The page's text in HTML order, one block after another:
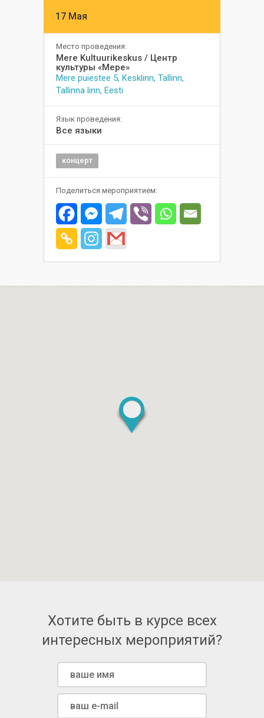
17 Мая
Место проведения:
Mere Kultuurikeskus / Центр
культуры «Мере»
Mere puiestee 5, Kesklinn, Tallinn,
Tallinna linn, Eesti
Язык проведения:
Все языки
концерт
Поделиться мероприятием:
Хотите быть в курсе всех
интересных мероприятий?